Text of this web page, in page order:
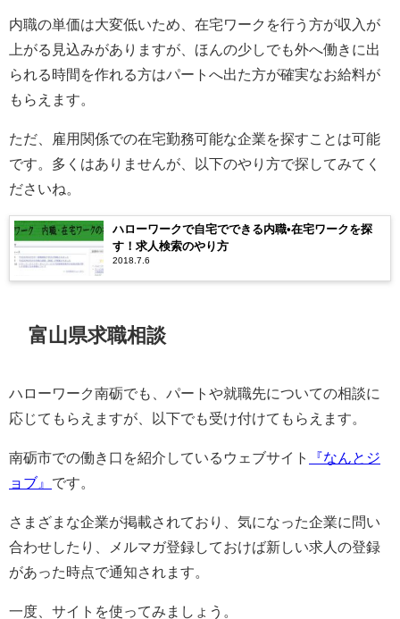
内職の単価は大変低いため、在宅ワークを行う方が収入が
上がる見込みがありますが、ほんの少しでも外へ働きに出
られる時間を作れる方はパートへ出た方が確実なお給料が
もらえます。
ただ、雇用関係での在宅勤務可能な企業を探すことは可能
です。多くはありませんが、以下のやり方で探してみてく
ださいね。
ハローワークで自宅でできる内職•在宅ワークを探
す！求人検索のやり方
2018.7.6
富山県求職相談
ハローワーク南砺でも、パートや就職先についての相談に
応じてもらえますが、以下でも受け付けてもらえます。
南砺市での働き口を紹介しているウェブサイト
『なんとジ
ョブ』 です。
さまざまな企業が掲載されており、気になった企業に問い
合わせしたり、メルマガ登録しておけば新しい求人の登録
があった時点で通知されます。
一度、サイトを使ってみましょう。